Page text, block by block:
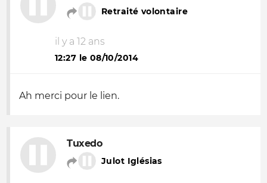
Retraité volontaire
il y a 12 ans
12:27 le 08/10/2014
Ah merci pour le lien.
Tuxedo
Julot Iglésias